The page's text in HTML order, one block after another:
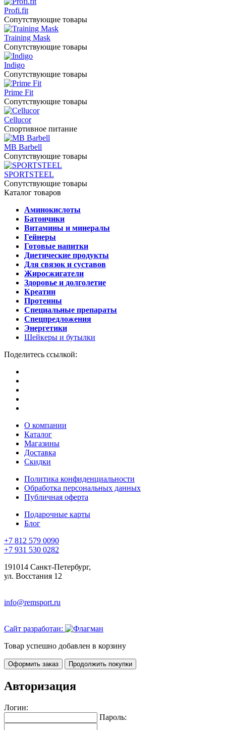
Profi.fit
Сопутствующие товары
Training Mask
Сопутствующие товары
Indigo
Сопутствующие товары
Prime Fit
Сопутствующие товары
Cellucor
Спортивное питание
MB Barbell
Сопутствующие товары
SPORTSTEEL
Сопутствующие товары
Каталог товаров
Аминокислоты
Батончики
Витамины и минералы
Гейнеры
Готовые напитки
Диетические продукты
Для связок и суставов
Жиросжигатели
Здоровье и долголетие
Креатин
Протеины
Специальные препараты
Спецпредложения
Энергетики
Шейкеры и бутылки
Поделитесь ссылкой:
О компании
Каталог
Магазины
Доставка
Скидки
Политика конфиденциальности
Обработка персональных данных
Публичная оферта
Подарочные карты
Блог
+7 812 579 0090
+7 931 530 0282
191014 Санкт-Петербург,
ул. Восстания 12
info@remsport.ru
Сайт разработан:
Товар успешно добавлен в корзину
Оформить заказ Продолжить покупки
Авторизация
Логин:
Пароль: